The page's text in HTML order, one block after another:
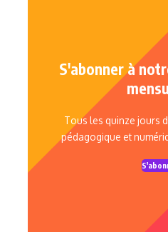
S'abonner à
Tous les quinze jours
pédagogique et